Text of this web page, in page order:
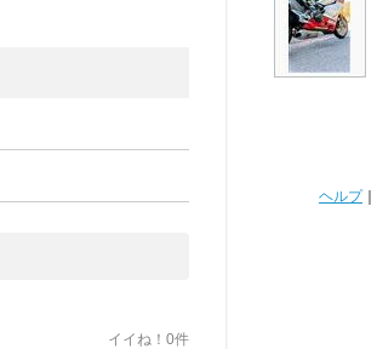
イイね！0件
ヘルプ｜